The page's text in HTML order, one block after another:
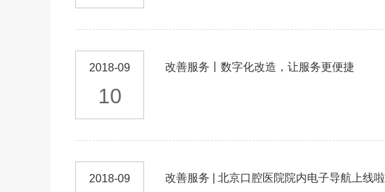
2018-09
10
改善服务丨数字化改造，让服务更便捷
2018-09 改善服务 | 北京口腔医院院内电子导航上线啦